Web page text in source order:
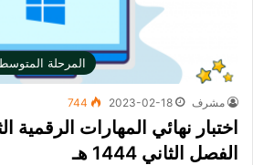
المرحلة
مشرف 2023-02-18
744
اختبار نهائي المهارات الرقمية
الفصل الثاني 1444 هـ